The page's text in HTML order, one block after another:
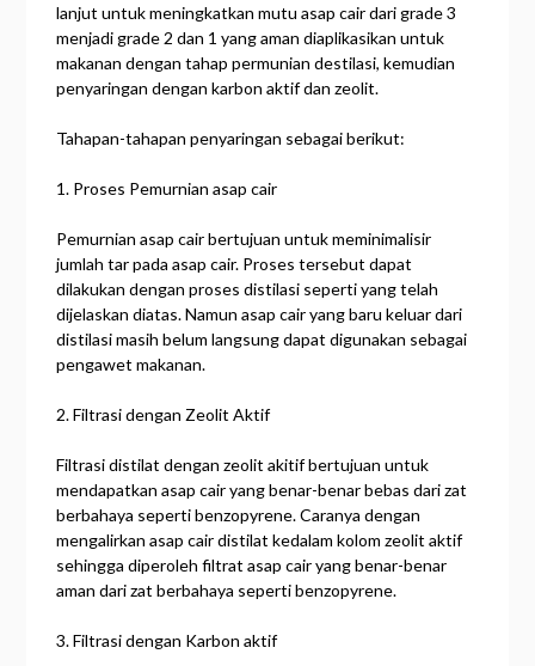
lanjut untuk meningkatkan mutu asap cair dari grade 3
menjadi grade 2 dan 1 yang aman diaplikasikan untuk
makanan dengan tahap permunian destilasi, kemudian
penyaringan dengan karbon aktif dan zeolit.
Tahapan-tahapan penyaringan sebagai berikut:
1. Proses Pemurnian asap cair
Pemurnian asap cair bertujuan untuk meminimalisir
jumlah tar pada asap cair. Proses tersebut dapat
dilakukan dengan proses distilasi seperti yang telah
dijelaskan diatas. Namun asap cair yang baru keluar dari
distilasi masih belum langsung dapat digunakan sebagai
pengawet makanan.
2. Filtrasi dengan Zeolit Aktif
Filtrasi distilat dengan zeolit akitif bertujuan untuk
mendapatkan asap cair yang benar-benar bebas dari zat
berbahaya seperti benzopyrene. Caranya dengan
mengalirkan asap cair distilat kedalam kolom zeolit aktif
sehingga diperoleh filtrat asap cair yang benar-benar
aman dari zat berbahaya seperti benzopyrene.
3. Filtrasi dengan Karbon aktif